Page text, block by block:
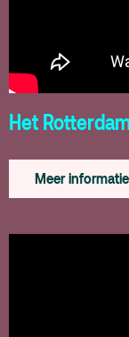
Het
Meer informatie